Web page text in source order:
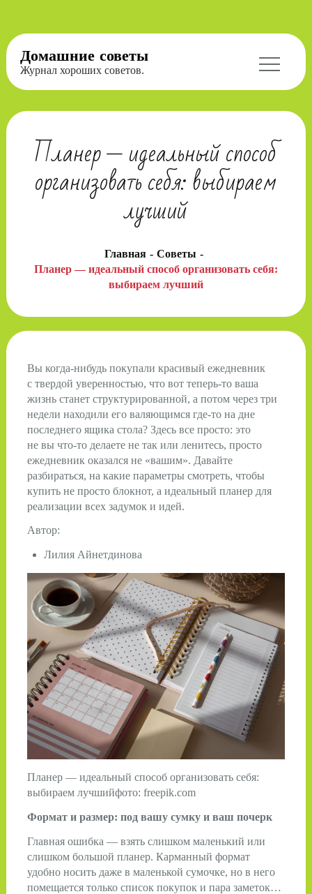
Перейти
содержимому
Домашние советы
Журнал хороших советов.
Планер — идеальный способ
организовать себя: выбираем
лучший
Главная
Советы
Планер — идеальный способ организовать себя:
выбираем лучший
Вы когда-нибудь покупали красивый ежедневник
с твердой уверенностью, что вот теперь-то ваша
жизнь станет структурированной, а потом через три
недели находили его валяющимся где-то на дне
последнего ящика стола? Здесь все просто: это
не вы что-то делаете не так или ленитесь, просто
ежедневник оказался не «вашим». Давайте
разбираться, на какие параметры смотреть, чтобы
купить не просто блокнот, а идеальный планер для
реализации всех задумок и идей.
Автор:
Лилия Айнетдинова
Планер — идеальный способ организовать себя:
выбираем лучшийфото: freepik.com
Формат и размер: под вашу сумку и ваш почерк
Главная ошибка — взять слишком маленький или
слишком большой планер. Карманный формат
удобно носить даже в маленькой сумочке, но в него
помещается только список покупок и пара заметок…